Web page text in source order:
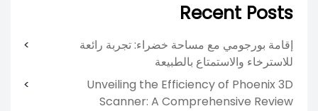
Recent Posts
إقامة بورجومي مع مساحة خضراء: تجربة رائعة
للاسترخاء والاستمتاع بالطبيعة
Unveiling the Efficiency of Phoenix 3D
Scanner: A Comprehensive Review